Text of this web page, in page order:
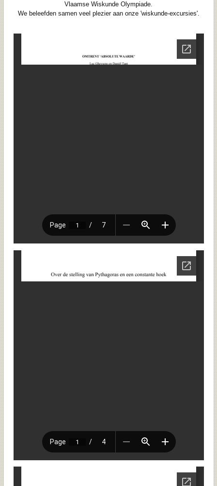
Vlaamse Wiskunde Olympiade.
We beleefden samen veel plezier aan onze 'wiskunde-excursies'.